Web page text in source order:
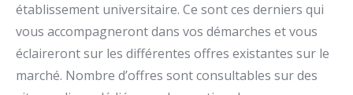
établissement universitaire. Ce sont ces derniers qui
vous accompagneront dans vos démarches et vous
éclaireront sur les différentes offres existantes sur le
marché. Nombre d’offres sont consultables sur des